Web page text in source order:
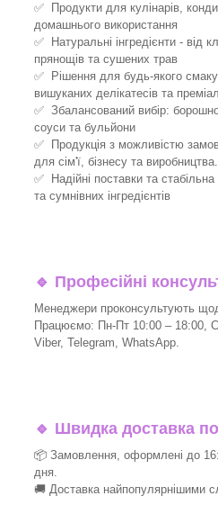
✅ Продукти для кулінарів,
домашнього використання
✅ Натуральні інгредієнти - від
прянощів та сушених трав
✅ Рішення для будь-якого
вишуканих делікатесів та
✅ Збалансований вибір:
соуси та бульйони
✅ Продукція з можливістю
для сім'ї, бізнесу та виробництва.
✅ Надійні поставки та
та сумнівних інгредієнтів
🔹 Професійні
Менеджери проконсультують
Працюємо: Пн-Пт 10:00 – 18:00,
Viber, Telegram, WhatsApp.
🔹 Швидка доставка по
📦 Замовлення, оформлені до
дня.
🚚 Доставка найпопулярнішими